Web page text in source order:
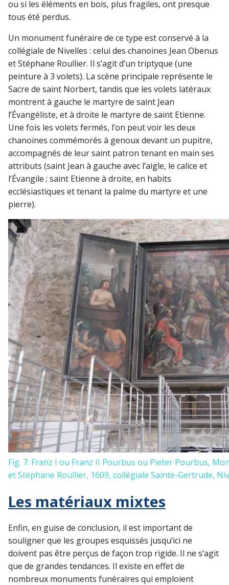
ou si les éléments en bois, plus fragiles, ont presque
tous été perdus.
Un monument funéraire de ce type est conservé à la
collégiale de Nivelles : celui des chanoines Jean Obenus
et Stéphane Roullier. Il s’agit d’un triptyque (une
peinture à 3 volets). La scène principale représente le
Sacre de saint Norbert, tandis que les volets latéraux
montrent à gauche le martyre de saint Jean
l’Évangéliste, et à droite le martyre de saint Etienne.
Une fois les volets fermés, l’on peut voir les deux
chanoines commémorés à genoux devant un pupitre,
accompagnés de leur saint patron tenant en main ses
attributs (saint Jean à gauche avec l’aigle, le calice et
l’Évangile ; saint Etienne à droite, en habits
ecclésiastiques et tenant la palme du martyre et une
pierre).
Fig. 7. Franz I ou Franz II Pourbus ou Pieter Pourbus,
et Stéphane Roullier, 1609, collégiale Sainte-Gertrude,
Les matériaux mixtes
Enfin, en guise de conclusion, il est important de
souligner que les groupes esquissés jusqu’ici ne
doivent pas être perçus de façon trop rigide. Il ne s’agit
que de grandes tendances. Il existe en effet de
nombreux monuments funéraires qui emploient